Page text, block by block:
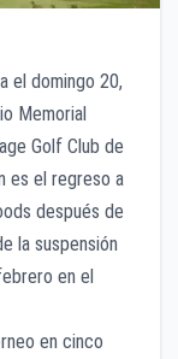
el domingo 20,
Memorial
Golf Club de
es el regreso a
después de
la suspensión
en el
en cinco